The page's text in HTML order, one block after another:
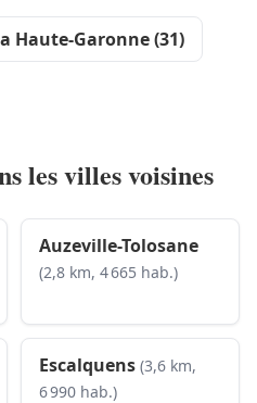
Haute-Garonne (31)
les villes voisines
Auzeville-Tolosane
(2,8 km, 4 665 hab.)
Escalquens (3,6 km,
6 990 hab.)